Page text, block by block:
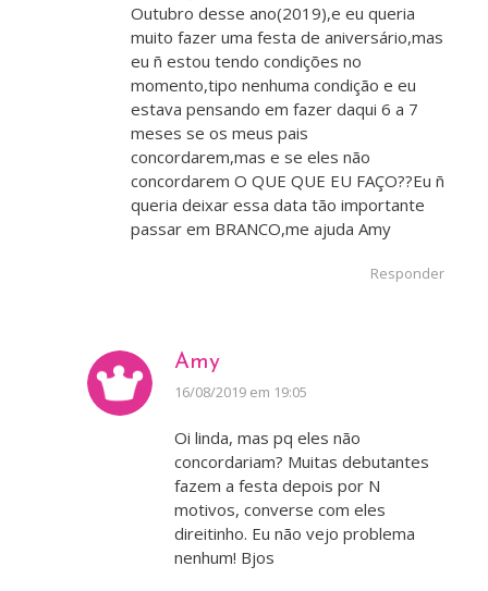
Outubro desse ano(2019),e eu queria
muito fazer uma festa de aniversário,mas
eu ñ estou tendo condições no
momento,tipo nenhuma condição e eu
estava pensando em fazer daqui 6 a 7
meses se os meus pais
concordarem,mas e se eles não
concordarem O QUE QUE EU FAÇO??Eu ñ
queria deixar essa data tão importante
passar em BRANCO,me ajuda Amy
Responder
Amy
disse:
16/08/2019 em 19:05
Oi linda, mas pq eles não
concordariam? Muitas debutantes
fazem a festa depois por N
motivos, converse com eles
direitinho. Eu não vejo problema
nenhum! Bjos